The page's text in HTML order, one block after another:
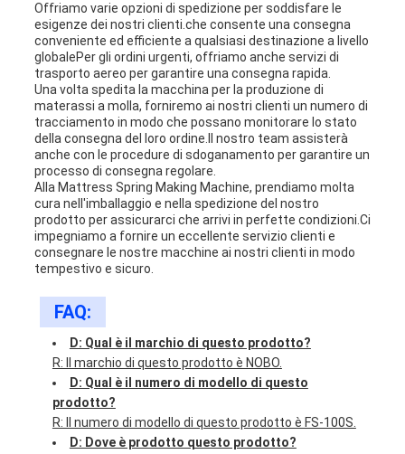
Offriamo varie opzioni di spedizione per soddisfare le
esigenze dei nostri clienti.che consente una consegna
conveniente ed efficiente a qualsiasi destinazione a livello
globalePer gli ordini urgenti, offriamo anche servizi di
trasporto aereo per garantire una consegna rapida.
Una volta spedita la macchina per la produzione di
materassi a molla, forniremo ai nostri clienti un numero di
tracciamento in modo che possano monitorare lo stato
della consegna del loro ordine.Il nostro team assisterà
anche con le procedure di sdoganamento per garantire un
processo di consegna regolare.
Alla Mattress Spring Making Machine, prendiamo molta
cura nell'imballaggio e nella spedizione del nostro
prodotto per assicurarci che arrivi in perfette condizioni.Ci
impegniamo a fornire un eccellente servizio clienti e
consegnare le nostre macchine ai nostri clienti in modo
tempestivo e sicuro.
FAQ:
D: Qual è il marchio di questo prodotto?
R: Il marchio di questo prodotto è NOBO.
D: Qual è il numero di modello di questo
prodotto?
R: Il numero di modello di questo prodotto è FS-100S.
D: Dove è prodotto questo prodotto?